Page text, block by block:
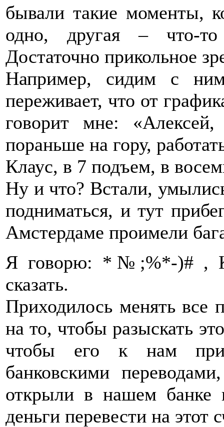
бывали такие моменты,
одно, другая – что-
Достаточно прикольное
Например, сидим с ним
переживает, что от
говорит мне:
пораньше на гору,
Клаус, в 7 подъем, в
Ну и что? Встали,
подниматься, и тут
Амстердаме проимели
Я говорю: *№;%*-)# ,
сказать.
Приходилось менять все
на то, чтобы разыскать
чтобы его к нам
банковскими
открыли в нашем банке
деньги перевести на этот